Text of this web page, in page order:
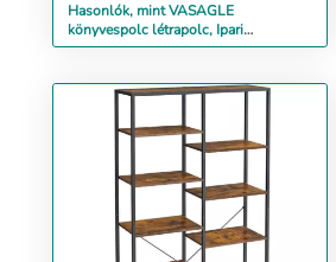
Hasonlók, mint VASAGLE
könyvespolc létrapolc, Ipari
formatervezés 158 x 24 x 166...